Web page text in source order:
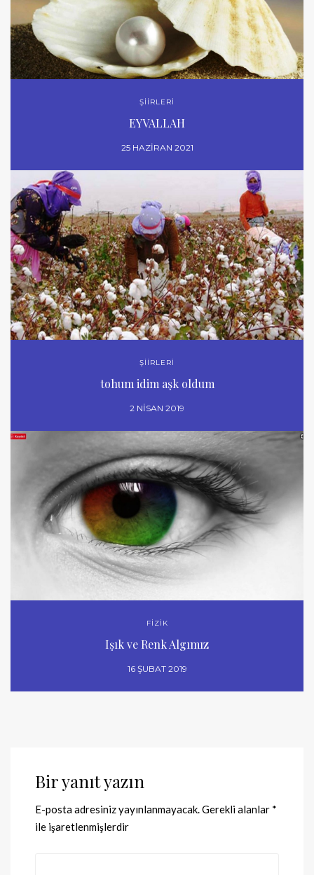
ŞİİRLERİ
EYVALLAH
25 HAZIRAN 2021
ŞİİRLERİ
tohum idim aşk oldum
2 NISAN 2019
FİZİK
Işık ve Renk Algımız
16 ŞUBAT 2019
Bir yanıt yazın
E-posta adresiniz yayınlanmayacak. Gerekli alanlar *
ile işaretlenmişlerdir